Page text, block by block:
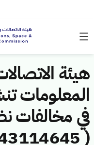
هيئة
المعلومات
في مخالفات